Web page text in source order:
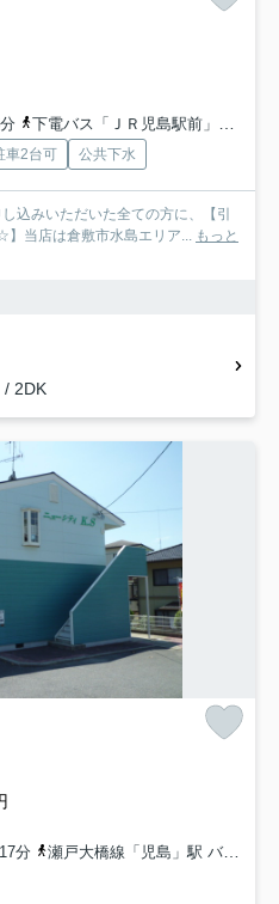
下電バス「ＪＲ児島駅前」バス停下車 徒歩29分
車2台可 公共下水
込みいただいた全ての方に、【引
当店は倉敷市水島エリア... もっと
/ 2DK
分
瀬戸大橋線「児島」駅 バス20分 下電バス「琴浦西小学校」 停歩9分